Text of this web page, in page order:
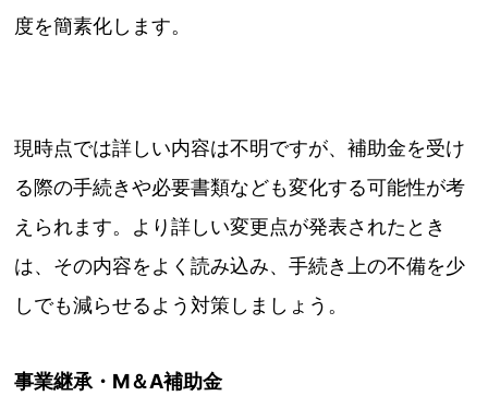
度を簡素化します。
現時点では詳しい内容は不明ですが、補助金を受け
る際の手続きや必要書類なども変化する可能性が考
えられます。より詳しい変更点が発表されたとき
は、その内容をよく読み込み、手続き上の不備を少
しでも減らせるよう対策しましょう。
事業継承・M＆A補助金